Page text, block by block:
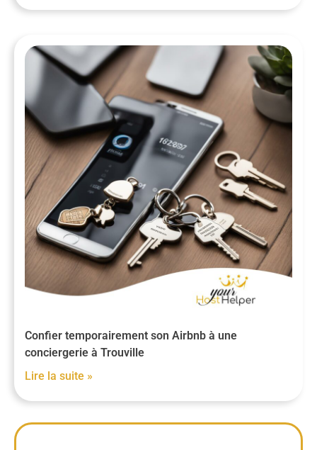
Confier temporairement son Airbnb à une
conciergerie à Trouville
Lire la suite »